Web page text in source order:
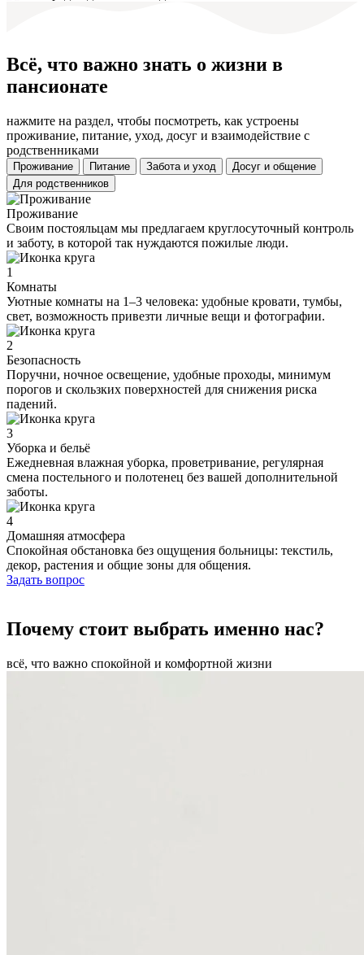
Всё, что важно знать о жизни в
пансионате
нажмите на раздел, чтобы посмотреть, как устроены
проживание, питание, уход, досуг и взаимодействие с
родственниками
Проживание Питание Забота и уход
Досуг и общение
Для родственников
Проживание
Своим постояльцам мы предлагаем круглосуточный контроль
и заботу, в которой так нуждаются пожилые люди.
1
Комнаты
Уютные комнаты на 1–3 человека: удобные кровати, тумбы,
свет, возможность привезти личные вещи и фотографии.
2
Безопасность
Поручни, ночное освещение, удобные проходы, минимум
порогов и скользких поверхностей для снижения риска
падений.
3
Уборка и бельё
Ежедневная влажная уборка, проветривание, регулярная
смена постельного и полотенец без вашей дополнительной
заботы.
4
Домашняя атмосфера
Спокойная обстановка без ощущения больницы: текстиль,
декор, растения и общие зоны для общения.
Задать вопрос
Почему стоит выбрать именно нас?
всё, что важно спокойной и комфортной жизни